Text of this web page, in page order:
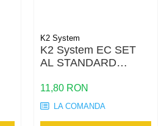
K2 System
K2 System EC SET
AL STANDARD
11,80 RON
LA COMANDA